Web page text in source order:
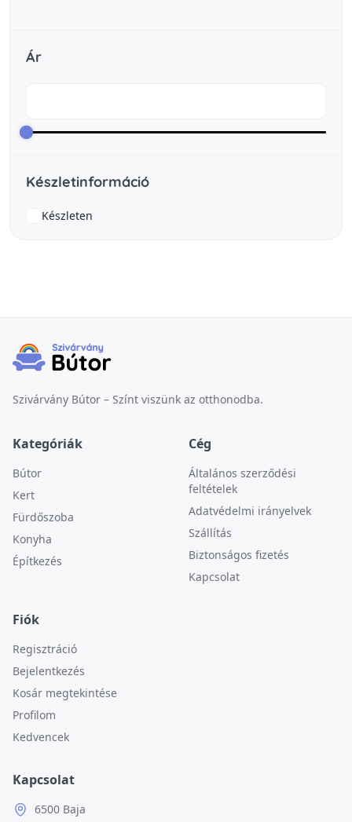
Ár
Készletinformáció
Készleten
Szivárvány Bútor – Színt viszünk az otthonodba.
Kategóriák
Bútor
Kert
Fürdőszoba
Konyha
Építkezés
Cég
Általános szerződési
feltételek
Adatvédelmi irányelvek
Szállítás
Biztonságos fizetés
Kapcsolat
Fiók
Regisztráció
Bejelentkezés
Kosár megtekintése
Profilom
Kedvencek
Kapcsolat
6500 Baja